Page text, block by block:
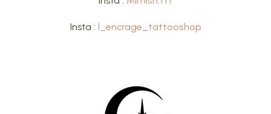
Insta : l_encrage_tattooshop